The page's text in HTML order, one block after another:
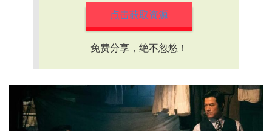
点击获取资源
免费分享，绝不忽悠！